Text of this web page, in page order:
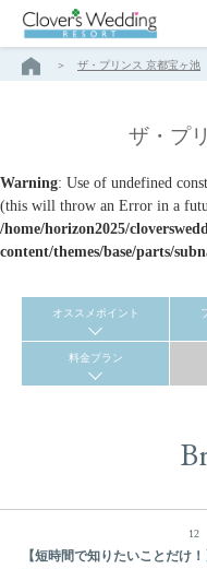
ザ・プリンス 京都宝ヶ池
ザ・プ
Warning: Use of undefined
(this will throw an Error in a
/home/horizon2025/
content/themes/base/parts/
オススメポイント
料金プラン
12
【短時間で知りたいことだけ